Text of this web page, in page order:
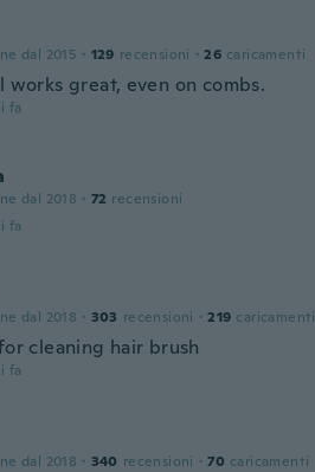
dal 2015 · 129 recensioni · 26 caricamenti
works great, even on combs.
fa
dal 2018 · 72 recensioni
fa
dal 2018 · 303 recensioni · 219 caricamenti
cleaning hair brush
fa
dal 2018 · 340 recensioni · 70 caricamenti